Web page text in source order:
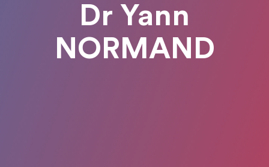
Dr Yann
NORMAND